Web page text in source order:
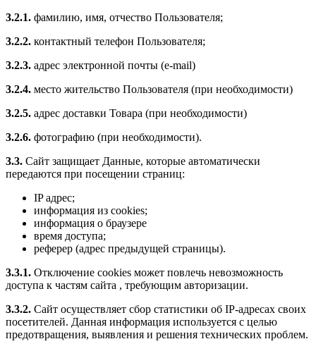
3.2.1. фамилию, имя, отчество Пользователя;
3.2.2. контактный телефон Пользователя;
3.2.3. адрес электронной почты (e-mail)
3.2.4. место жительство Пользователя (при необходимости)
3.2.5. адрес доставки Товара (при необходимости)
3.2.6. фотографию (при необходимости).
3.3. Сайт защищает Данные, которые автоматически
передаются при посещении страниц:
IP адрес;
информация из cookies;
информация о браузере
время доступа;
реферер (адрес предыдущей страницы).
3.3.1. Отключение cookies может повлечь невозможность
доступа к частям сайта , требующим авторизации.
3.3.2. Сайт осуществляет сбор статистики об IP-адресах своих
посетителей. Данная информация используется с целью
предотвращения, выявления и решения технических проблем.